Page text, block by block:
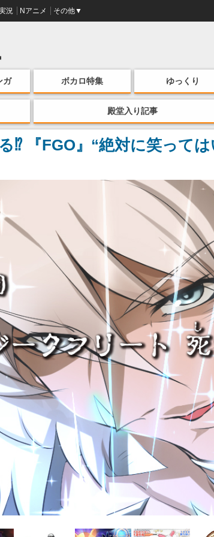
況 Nアニメ その他▼
ガ ボカロ特集 ゆっくり
殿堂入り記事
⁉ 『FGO』“絶対に笑って